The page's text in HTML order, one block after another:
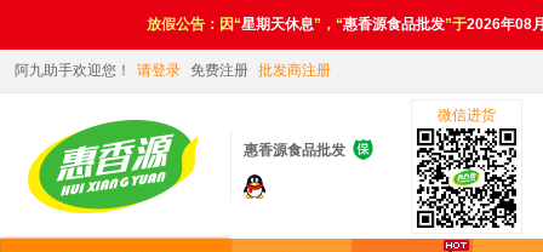
放假公告：因“星期天休息”，“惠香源食品批发”于2026年08
阿九助手欢迎您！ 请登录 免费注册 批发商注册
惠香源食品批发 
微信进货